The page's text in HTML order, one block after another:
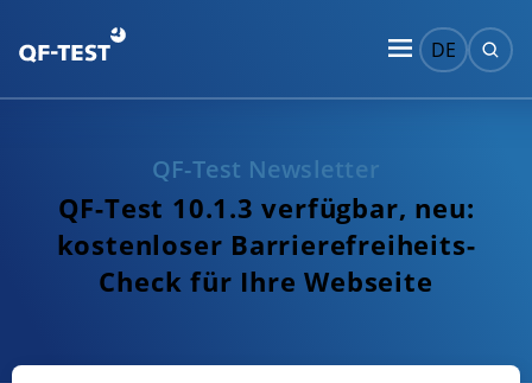
DE
QF-Test Newsletter
QF-Test 10.1.3 verfügbar, neu:
kostenloser Barrierefreiheits-
Check für Ihre Webseite